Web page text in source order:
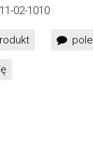
11-02-1010